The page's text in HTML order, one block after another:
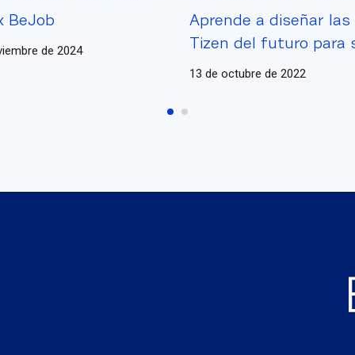
BeJob
de 2024
Aprende a diseñar las
Tizen del futuro para
TV
13 de octubre de 2022